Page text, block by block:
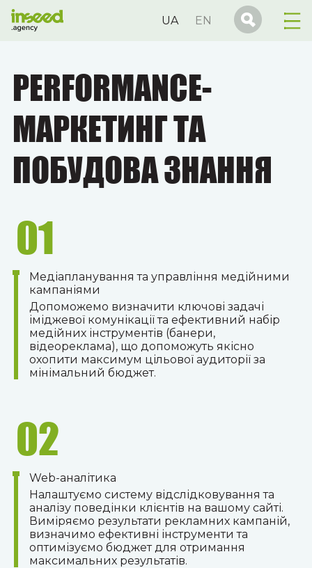
UA EN
PERFORMANCE-
МАРКЕТИНГ ТА
ПОБУДОВА ЗНАННЯ
Медіапланування та управління медійними
кампаніями
Допоможемо визначити ключові задачі
іміджевої комунікації та ефективний набір
медійних інструментів (банери,
відеореклама), що допоможуть якісно
охопити максимум цільової аудиторії за
мінімальний бюджет.
01
Web-аналітика
Налаштуємо систему відслідковування та
аналізу поведінки клієнтів на вашому сайті.
Виміряємо результати рекламних кампаній,
визначимо ефективні інструменти та
оптимізуємо бюджет для отримання
максимальних результатів.
02